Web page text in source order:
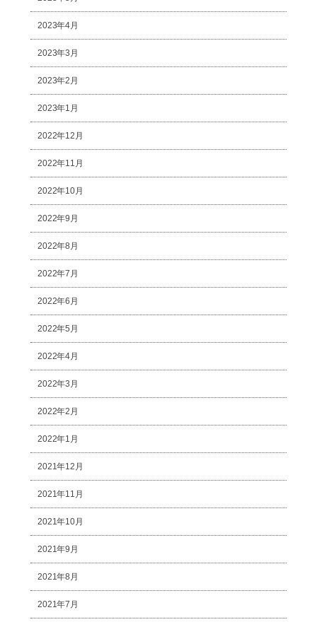
2023年4月
2023年3月
2023年2月
2023年1月
2022年12月
2022年11月
2022年10月
2022年9月
2022年8月
2022年7月
2022年6月
2022年5月
2022年4月
2022年3月
2022年2月
2022年1月
2021年12月
2021年11月
2021年10月
2021年9月
2021年8月
2021年7月